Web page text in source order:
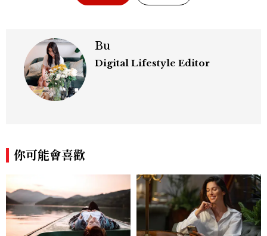
Bu
Digital Lifestyle Editor
你可能會喜歡